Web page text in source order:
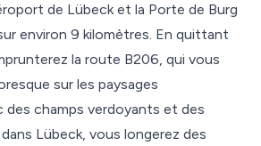
de Lübeck et la Porte de Burg
environ 9 kilomètres. En quittant
la route B206, qui vous
sur les paysages
des champs verdoyants et des
Lübeck, vous longerez des